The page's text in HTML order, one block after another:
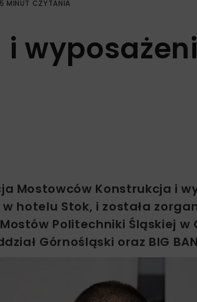
MINUT CZYTANIA
Mostowców Konstrukcja i
hotelu Stok, i została
Politechniki Śląskiej
Górnośląski oraz BIG